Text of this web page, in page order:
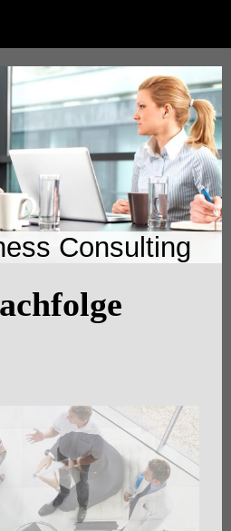
Consulting